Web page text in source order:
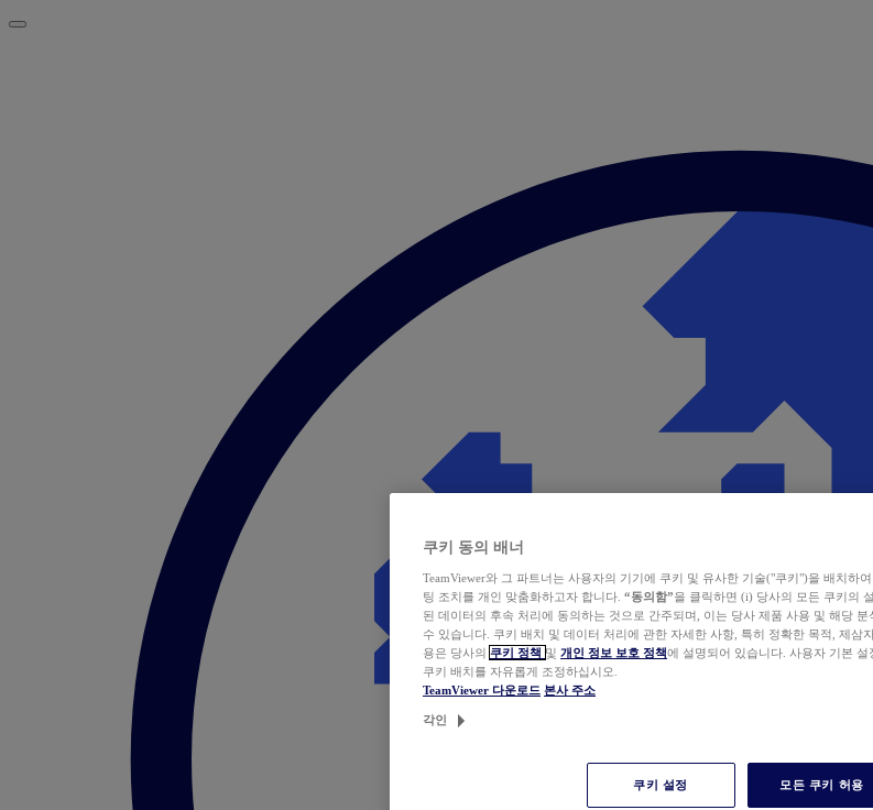
쿠키 동의 배너
TeamViewer와 그 파트너는 사용자의 기기에 쿠키 및 유사한 기술("쿠키")을 배치하
팅 조치를 개인 맞춤화하고자 합니다. “동의함”을 클릭하면 (i) 당사의 모든 쿠키의
된 데이터의 후속 처리에 동의하는 것으로 간주되며, 이는 당사 제품 사용 및 해당
수 있습니다. 쿠키 배치 및 데이터 처리에 관한 자세한 사항, 특히 정확한 목적, 제삼
용은 당사의 쿠키 정책 및 개인 정보 보호 정책에 설명되어 있습니다. 사용자 기본
쿠키 배치를 자유롭게 조정하십시오.
TeamViewer 다운로드 본사 주소
각인
쿠키 설정 모든 쿠키 허용